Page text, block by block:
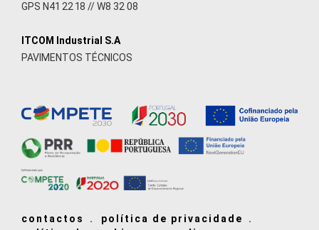
GPS N41 22 18 // W8 32 08
ITCOM Industrial S.A
PAVIMENTOS TÉCNICOS
contactos
política de privacidade